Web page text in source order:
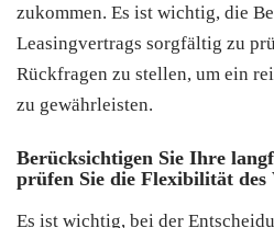
zukommen. Es ist wichtig, die
Leasingvertrags sorgfältig zu
Rückfragen zu stellen, um ein
zu gewährleisten.
Berücksichtigen Sie Ihre
prüfen Sie die Flexibilität des
Es ist wichtig, bei der